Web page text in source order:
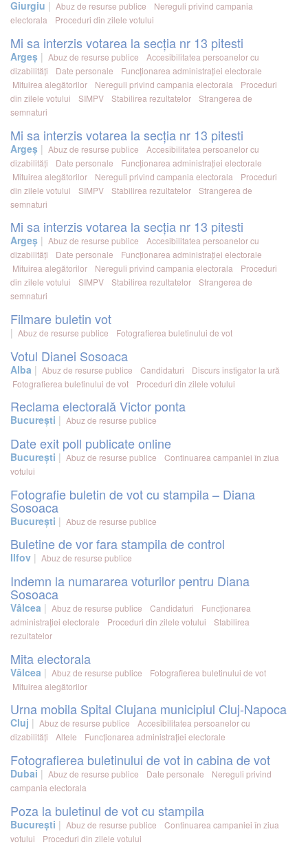
Giurgiu Abuz de resurse publice
Nereguli privind campania
electorala
Proceduri din zilele votului
Mi sa interzis votarea la secția nr 13 pitesti
Argeș Abuz de resurse publice
Accesibilitatea persoanelor cu
dizabilități
Date personale
Funcționarea administrației electorale
Mituirea alegătorilor
Nereguli privind campania electorala
Proceduri
din zilele votului
SIMPV Stabilirea rezultatelor
Strangerea de
semnaturi
Mi sa interzis votarea la secția nr 13 pitesti
Argeș Abuz de resurse publice
Accesibilitatea persoanelor cu
dizabilități
Date personale
Funcționarea administrației electorale
Mituirea alegătorilor
Nereguli privind campania electorala
Proceduri
din zilele votului
SIMPV Stabilirea rezultatelor
Strangerea de
semnaturi
Mi sa interzis votarea la secția nr 13 pitesti
Argeș Abuz de resurse publice
Accesibilitatea persoanelor cu
dizabilități
Date personale
Funcționarea administrației electorale
Mituirea alegătorilor
Nereguli privind campania electorala
Proceduri
din zilele votului
SIMPV Stabilirea rezultatelor
Strangerea de
semnaturi
Filmare buletin vot
Abuz de resurse publice Fotografierea buletinului de vot
Votul Dianei Sosoaca
Alba Abuz de resurse publice Candidaturi
Discurs instigator la ură
Fotografierea buletinului de vot
Proceduri din zilele votului
Reclama electorală Victor ponta
București Abuz de resurse publice
Date exit poll publicate online
București Abuz de resurse publice
Continuarea campaniei în ziua
votului
Fotografie buletin de vot cu stampila – Diana
Sosoaca
București Abuz de resurse publice
Buletine de vor fara stampila de control
Ilfov Abuz de resurse publice
Indemn la numararea voturilor pentru Diana
Sosoaca
Vâlcea Abuz de resurse publice Candidaturi
Funcționarea
administrației electorale
Proceduri din zilele votului
Stabilirea
rezultatelor
Mita electorala
Vâlcea Abuz de resurse publice
Fotografierea buletinului de vot
Mituirea alegătorilor
Urna mobila Spital Clujana municipiul Cluj-Napoca
Cluj Abuz de resurse publice
Accesibilitatea persoanelor cu
dizabilități
Altele Funcționarea administrației electorale
Fotografierea buletinului de vot in cabina de vot
Dubai Abuz de resurse publice Date personale
Nereguli privind
campania electorala
Poza la buletinul de vot cu stampila
București Abuz de resurse publice
Continuarea campaniei în ziua
votului
Proceduri din zilele votului